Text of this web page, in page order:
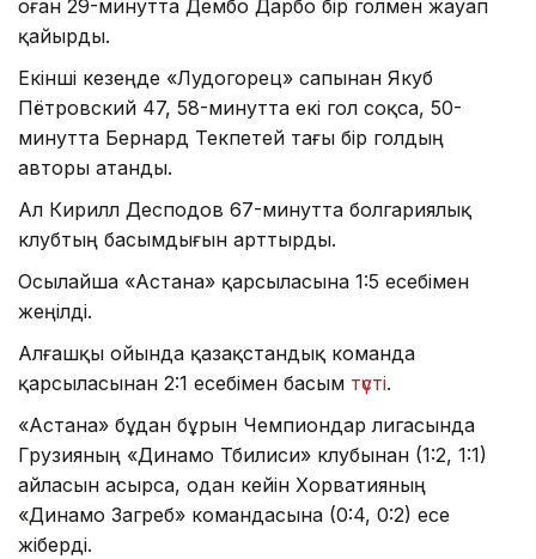
оған 29-минутта Дембо Дарбо бір голмен жауап
қайырды.
Екінші кезеңде «Лудогорец» сапынан Якуб
Пётровский 47, 58-минутта екі гол соқса, 50-
минутта Бернард Текпетей тағы бір голдың
авторы атанды.
Ал Кирилл Десподов 67-минутта болгариялық
клубтың басымдығын арттырды.
Осылайша «Астана» қарсыласына 1:5 есебімен
жеңілді.
Алғашқы ойында қазақстандық команда
қарсыласынан 2:1 есебімен басым түсті.
«Астана» бұдан бұрын Чемпиондар лигасында
Грузияның «Динамо Тбилиси» клубынан (1:2, 1:1)
айласын асырса, одан кейін Хорватияның
«Динамо Загреб» командасына (0:4, 0:2) есе
жіберді.